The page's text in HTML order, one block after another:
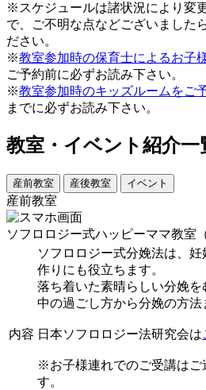
※スケジュールは諸状況により変
で、ご不明な点などございました
ださい。
※教室参加時の保育士によるお子
ご予約前に必ずお読み下さい。
※教室参加時のキッズルームをご
までに必ずお読み下さい。
教室・イベント紹介一
産前教室 産後教室 イベント
産前教室
ソフロロジー式ハッピーママ教室
内容
ソフロロジー式分娩法は、
作りにも役立ちます。
落ち着いた素晴らしい分娩
中の過ごし方から分娩の方法
日本ソフロロジー法研究会は
※お子様連れでのご受講はご
す。